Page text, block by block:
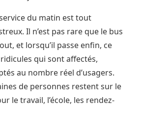
du matin est tout
Il n’est pas rare que le bus
et lorsqu’il passe enfin, ce
qui sont affectés,
au nombre réel d’usagers.
de personnes restent sur le
le travail, l’école, les rendez-